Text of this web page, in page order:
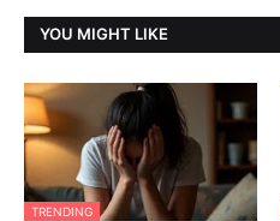
YOU MIGHT LIKE
TRENDING